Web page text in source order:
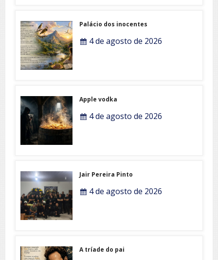
Palácio dos inocentes
4 de agosto de 2026
Apple vodka
4 de agosto de 2026
Jair Pereira Pinto
4 de agosto de 2026
A tríade do pai